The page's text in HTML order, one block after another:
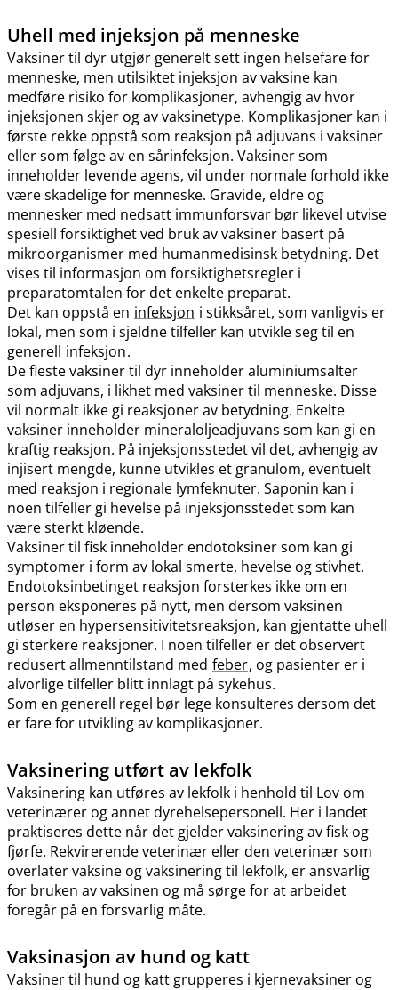
Uhell med injeksjon på menneske
Vaksiner til dyr utgjør generelt sett ingen helsefare for
menneske, men utilsiktet injeksjon av vaksine kan
medføre risiko for komplikasjoner, avhengig av hvor
injeksjonen skjer og av vaksinetype. Komplikasjoner kan i
første rekke oppstå som reaksjon på adjuvans i vaksiner
eller som følge av en sårinfeksjon. Vaksiner som
inneholder levende agens, vil under normale forhold ikke
være skadelige for menneske. Gravide, eldre og
mennesker med nedsatt immunforsvar bør likevel utvise
spesiell forsiktighet ved bruk av vaksiner basert på
mikroorganismer med humanmedisinsk betydning. Det
vises til informasjon om forsiktighetsregler i
preparatomtalen for det enkelte preparat.
Det kan oppstå en infeksjon i stikksåret, som vanligvis er
lokal, men som i sjeldne tilfeller kan utvikle seg til en
generell infeksjon.
De fleste vaksiner til dyr inneholder aluminiumsalter
som adjuvans, i likhet med vaksiner til menneske. Disse
vil normalt ikke gi reaksjoner av betydning. Enkelte
vaksiner inneholder mineraloljeadjuvans som kan gi en
kraftig reaksjon. På injeksjonsstedet vil det, avhengig av
injisert mengde, kunne utvikles et granulom, eventuelt
med reaksjon i regionale lymfeknuter. Saponin kan i
noen tilfeller gi hevelse på injeksjonsstedet som kan
være sterkt kløende.
Vaksiner til fisk inneholder endotoksiner som kan gi
symptomer i form av lokal smerte, hevelse og stivhet.
Endotoksinbetinget reaksjon forsterkes ikke om en
person eksponeres på nytt, men dersom vaksinen
utløser en hypersensitivitetsreaksjon, kan gjentatte uhell
gi sterkere reaksjoner. I noen tilfeller er det observert
redusert allmenntilstand med feber, og pasienter er i
alvorlige tilfeller blitt innlagt på sykehus.
Som en generell regel bør lege konsulteres dersom det
er fare for utvikling av komplikasjoner.
Vaksinering utført av lekfolk
Vaksinering kan utføres av lekfolk i henhold til Lov om
veterinærer og annet dyrehelsepersonell. Her i landet
praktiseres dette når det gjelder vaksinering av fisk og
fjørfe. Rekvirerende veterinær eller den veterinær som
overlater vaksine og vaksinering til lekfolk, er ansvarlig
for bruken av vaksinen og må sørge for at arbeidet
foregår på en forsvarlig måte.
Vaksinasjon av hund og katt
Vaksiner til hund og katt grupperes i kjernevaksiner og